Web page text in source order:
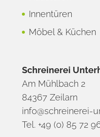
Innentüren
Möbel & Küchen
Schreinerei
Am Mühlbach 2
84367 Zeilarn
info@schreinerei-
Tel. +49 (0) 85 72